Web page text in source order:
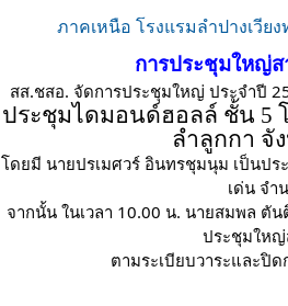
ภาคเหนือ โรงแรมลำปางเวีย
การประชุมใหญ่
สส.ชสอ. จัดการประชุมใหญ่ ประจำปี
ประชุมไดมอนด์ฮอลล์ ชั้น 5
ลำลูกกา จั
โดยมี นายปรเมศวร์ อินทรชุมนุม เป็นป
เด่น จำ
จากนั้น ในเวลา 10.00 น. นายสมพล ตั
ประชุมให
ตามระเบียบวาระและปิ